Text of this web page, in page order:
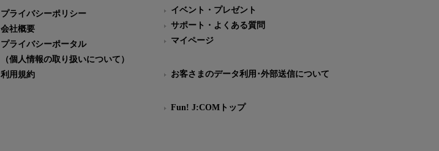
プライバシーポリシー
会社概要
プライバシーポータル
（個人情報の取り扱いについて）
利用規約
イベント・プレゼント
サポート・よくある質問
マイページ
お客さまのデータ利用･外部送信について
Fun! J:COMトップ